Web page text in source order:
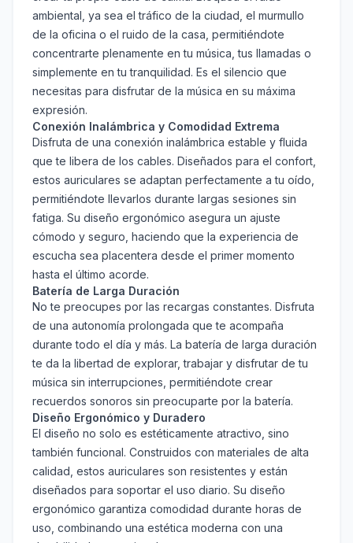
ambiental, ya sea el tráfico de la ciudad, el murmullo
de la oficina o el ruido de la casa, permitiéndote
concentrarte plenamente en tu música, tus llamadas o
simplemente en tu tranquilidad. Es el silencio que
necesitas para disfrutar de la música en su máxima
expresión.
Conexión Inalámbrica y Comodidad Extrema
Disfruta de una conexión inalámbrica estable y fluida
que te libera de los cables. Diseñados para el confort,
estos auriculares se adaptan perfectamente a tu oído,
permitiéndote llevarlos durante largas sesiones sin
fatiga. Su diseño ergonómico asegura un ajuste
cómodo y seguro, haciendo que la experiencia de
escucha sea placentera desde el primer momento
hasta el último acorde.
Batería de Larga Duración
No te preocupes por las recargas constantes. Disfruta
de una autonomía prolongada que te acompaña
durante todo el día y más. La batería de larga duración
te da la libertad de explorar, trabajar y disfrutar de tu
música sin interrupciones, permitiéndote crear
recuerdos sonoros sin preocuparte por la batería.
Diseño Ergonómico y Duradero
El diseño no solo es estéticamente atractivo, sino
también funcional. Construidos con materiales de alta
calidad, estos auriculares son resistentes y están
diseñados para soportar el uso diario. Su diseño
ergonómico garantiza comodidad durante horas de
uso, combinando una estética moderna con una